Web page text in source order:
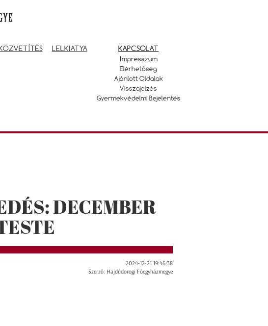
LELKIATYA KAPCSOLAT
Impresszum
Elérhetőség
Ajánlott Oldalak
Visszajelzés
Gyermekvédelmi Bejelentés
DECEMBER
2024-12-21 19:46:38
Szerző: Hajdúdorogi Főegyházmegye